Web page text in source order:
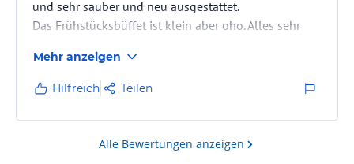
und sehr sauber und neu ausgestattet.
Das Frühstücksbüffet ist klein aber oho. Alles sehr
Ich kann das Hotel sehr empfehlen.
Mehr anzeigen
Hilfreich Teilen
Alle Bewertungen anzeigen